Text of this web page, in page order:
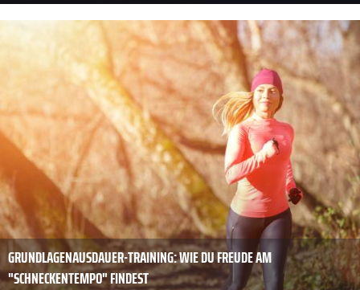
GRUNDLAGENAUSDAUER-TRAINING: WIE DU FREUDE AM
"SCHNECKENTEMPO" FINDEST